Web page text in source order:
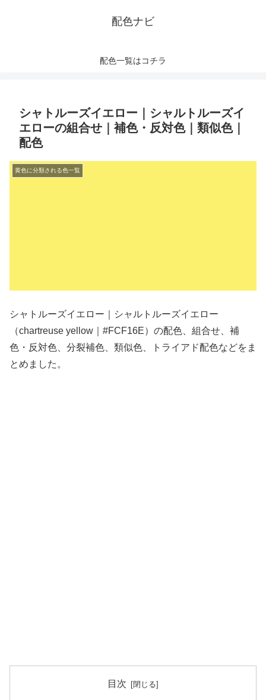
配色ナビ
配色一覧はコチラ
シャトルーズイエロー｜シャルトルーズイ
エローの組合せ｜補色・反対色｜類似色｜
配色
黄色に分類される色一覧
シャトルーズイエロー｜シャルトルーズイエロー
（chartreuse yellow｜#FCF16E）の配色、組合せ、補
色・反対色、分裂補色、類似色、トライアド配色などをま
とめました。
目次